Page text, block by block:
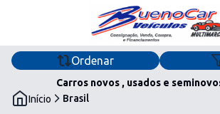
Home
Ordenar
Início Brasil
Carros novos , usados e